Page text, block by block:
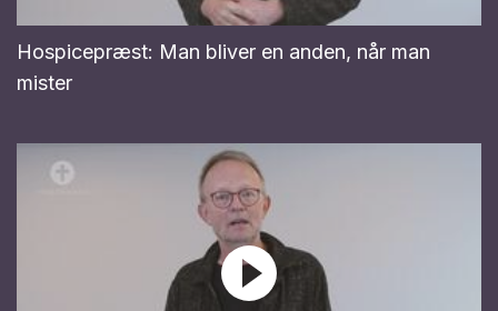
Hospicepræst: Man bliver en anden, når man
mister